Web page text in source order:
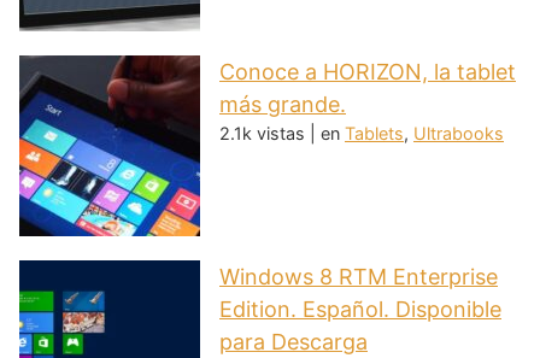
Conoce a HORIZON, la tablet
más grande.
2.1k vistas en Tablets, Ultrabooks
Windows 8 RTM Enterprise
Edition. Español. Disponible
para Descarga